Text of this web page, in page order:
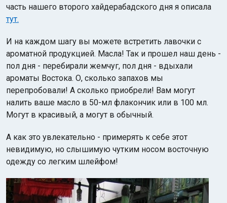
часть нашего второго хайдерабадского дня я описала
тут.
И на каждом шагу вы можете встретить лавочки с
ароматной продукцией. Масла! Так и прошел наш день -
пол дня - перебирали жемчуг, пол дня - вдыхали
ароматы Востока. О, сколько запахов мы
перепробовали! А сколько приобрели! Вам могут
налить ваше масло в 50-мл флакончик или в 100 мл.
Могут в красивый, а могут в обычный.
А как это увлекательно - примерять к себе этот
невидимую, но слышимую чутким носом восточную
одежду со легким шлейфом!